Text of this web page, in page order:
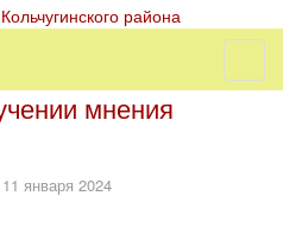
мнения
11 января 2024